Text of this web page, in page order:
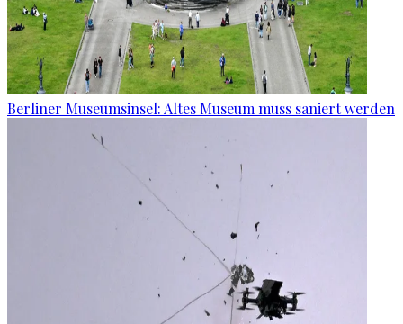
Berliner Museumsinsel: Altes Museum muss saniert werden